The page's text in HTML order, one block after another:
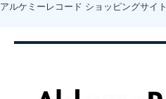
アルケミーレコード ショッピングサイト